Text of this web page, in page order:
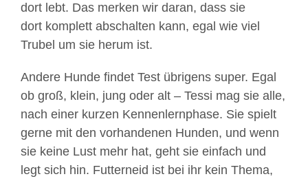
dort lebt. Das merken wir daran, dass sie
dort komplett abschalten kann, egal wie viel
Trubel um sie herum ist.
Andere Hunde findet Test übrigens super. Egal
ob groß, klein, jung oder alt – Tessi mag sie alle,
nach einer kurzen Kennenlernphase. Sie spielt
gerne mit den vorhandenen Hunden, und wenn
sie keine Lust mehr hat, geht sie einfach und
legt sich hin. Futterneid ist bei ihr kein Thema,